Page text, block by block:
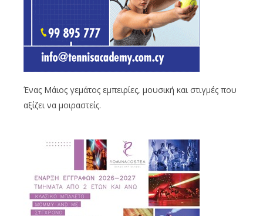
Ένας Μάιος γεμάτος εμπειρίες, μουσική και στιγμές που
αξίζει να μοιραστείς.